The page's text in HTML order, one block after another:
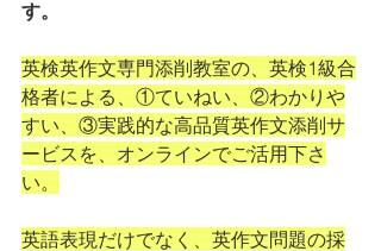
す。
英検英作文専門添削教室の、英検1級合
格者による、①ていねい、②わかりや
すい、③実践的な高品質英作文添削サ
ービスを、オンラインでご活用下さ
い。
英語表現だけでなく、英作文問題の採